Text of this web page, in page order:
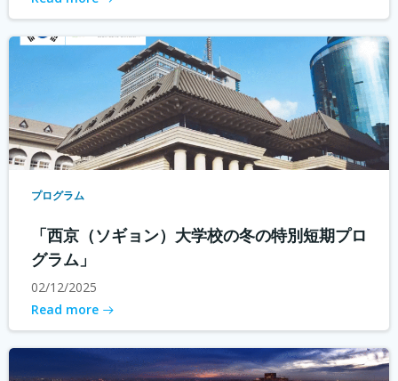
プログラム
「西京（ソギョン）大学校の冬の特別短期プロ
グラム」
02/12/2025
Read more